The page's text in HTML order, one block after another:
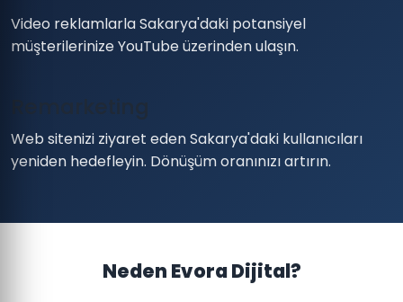
Video reklamlarla Sakarya'daki potansiyel
müşterilerinize YouTube üzerinden ulaşın.
Web sitenizi ziyaret eden Sakarya'daki kullanıcıları
yeniden hedefleyin. Dönüşüm oranınızı artırın.
Neden Evora Dijital?